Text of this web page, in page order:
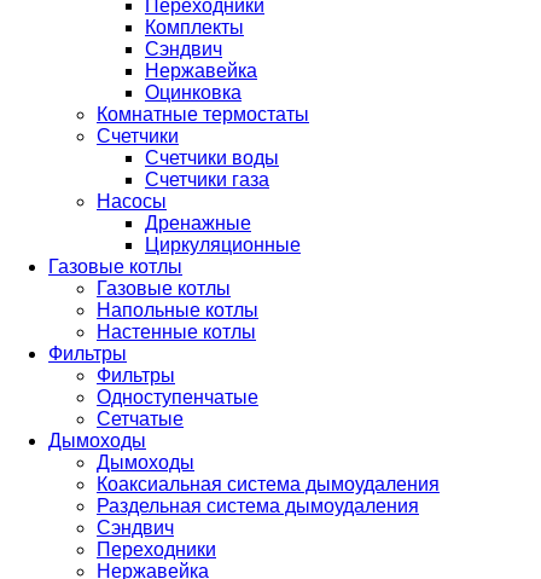
Переходники
Комплекты
Сэндвич
Нержавейка
Оцинковка
Комнатные термостаты
Счетчики
Счетчики воды
Счетчики газа
Насосы
Дренажные
Циркуляционные
Газовые котлы
Газовые котлы
Напольные котлы
Настенные котлы
Фильтры
Фильтры
Одноступенчатые
Сетчатые
Дымоходы
Дымоходы
Коаксиальная система дымоудаления
Раздельная система дымоудаления
Сэндвич
Переходники
Нержавейка